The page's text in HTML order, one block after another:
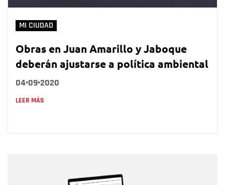
MI CIUDAD
Obras en Juan Amarillo y Jaboque
deberán ajustarse a política ambiental
04•09•2020
LEER MÁS